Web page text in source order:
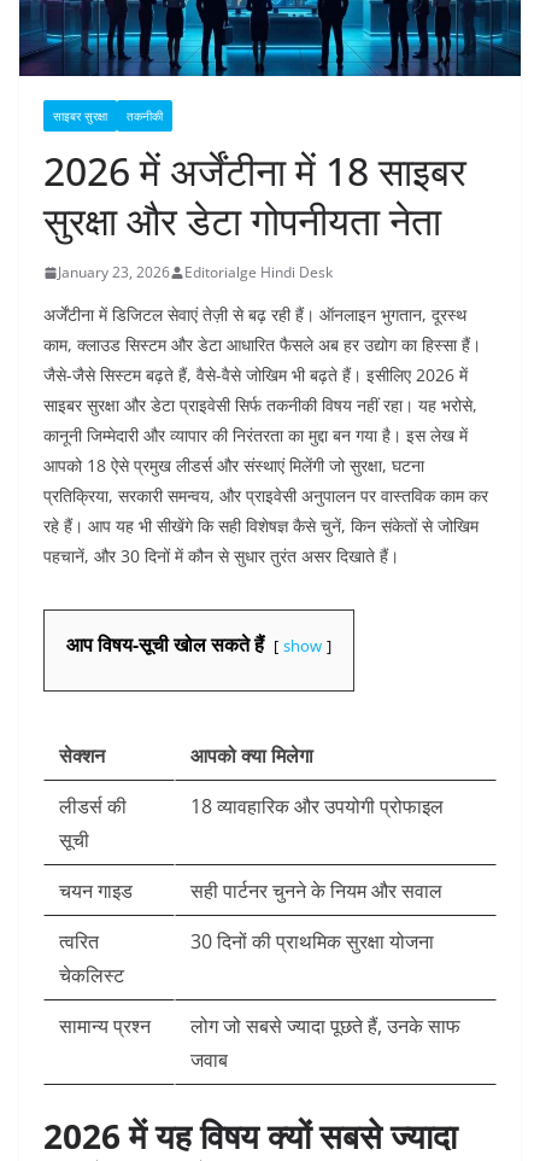
साइबर सुरक्षा तकनीकी
2026 में अर्जेंटीना में 18 साइबर
सुरक्षा और डेटा गोपनीयता नेता
January 23, 2026 Editorialge Hindi Desk
अर्जेंटीना में डिजिटल सेवाएं तेज़ी से बढ़ रही हैं। ऑनलाइन भुगतान, दूरस्थ
काम, क्लाउड सिस्टम और डेटा आधारित फैसले अब हर उद्योग का हिस्सा हैं।
जैसे-जैसे सिस्टम बढ़ते हैं, वैसे-वैसे जोखिम भी बढ़ते हैं। इसीलिए 2026 में
साइबर सुरक्षा और डेटा प्राइवेसी सिर्फ तकनीकी विषय नहीं रहा। यह भरोसे,
कानूनी जिम्मेदारी और व्यापार की निरंतरता का मुद्दा बन गया है। इस लेख में
आपको 18 ऐसे प्रमुख लीडर्स और संस्थाएं मिलेंगी जो सुरक्षा, घटना
प्रतिक्रिया, सरकारी समन्वय, और प्राइवेसी अनुपालन पर वास्तविक काम कर
रहे हैं। आप यह भी सीखेंगे कि सही विशेषज्ञ कैसे चुनें, किन संकेतों से जोखिम
पहचानें, और 30 दिनों में कौन से सुधार तुरंत असर दिखाते हैं।
आप विषय-सूची खोल सकते हैं show
सेक्शन
आपको क्या मिलेगा
लीडर्स की
सूची
18 व्यावहारिक और उपयोगी प्रोफाइल
चयन गाइड
सही पार्टनर चुनने के नियम और सवाल
त्वरित
चेकलिस्ट
30 दिनों की प्राथमिक सुरक्षा योजना
सामान्य प्रश्न
लोग जो सबसे ज्यादा पूछते हैं, उनके साफ
जवाब
2026 में यह विषय क्यों सबसे ज्यादा